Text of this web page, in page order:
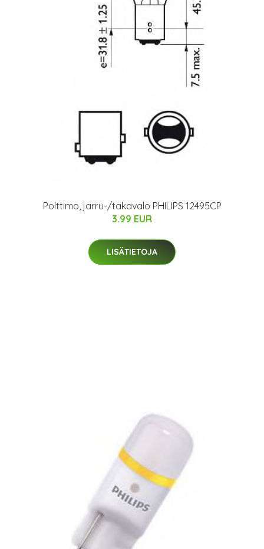
Polttimo, jarru-/takavalo PHILIPS 12495CP
3.99 EUR
LISÄTIETOJA